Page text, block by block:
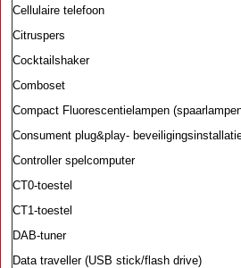
Cellulaire telefoon
Citruspers
Cocktailshaker
Comboset
Compact Fluorescentielampen
Consument plug&play-
Controller spelcomputer
CT0-toestel
CT1-toestel
DAB-tuner
Data traveller (USB stick/flash drive)